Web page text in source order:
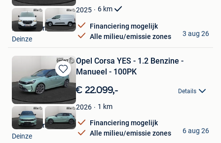
Favorieten2025 6 km
Financiering mogelijk
Alle milieu/emissie zones
Dhont Deinze
Deinze
3 aug 26
Bewaren
in
Favorieten
Opel Corsa YES - 1.2 Benzine -
Manueel - 100PK
€ 22.099,- Details
2026 1 km
Financiering mogelijk
Alle milieu/emissie zones
Dhont Deinze
Deinze
6 aug 26